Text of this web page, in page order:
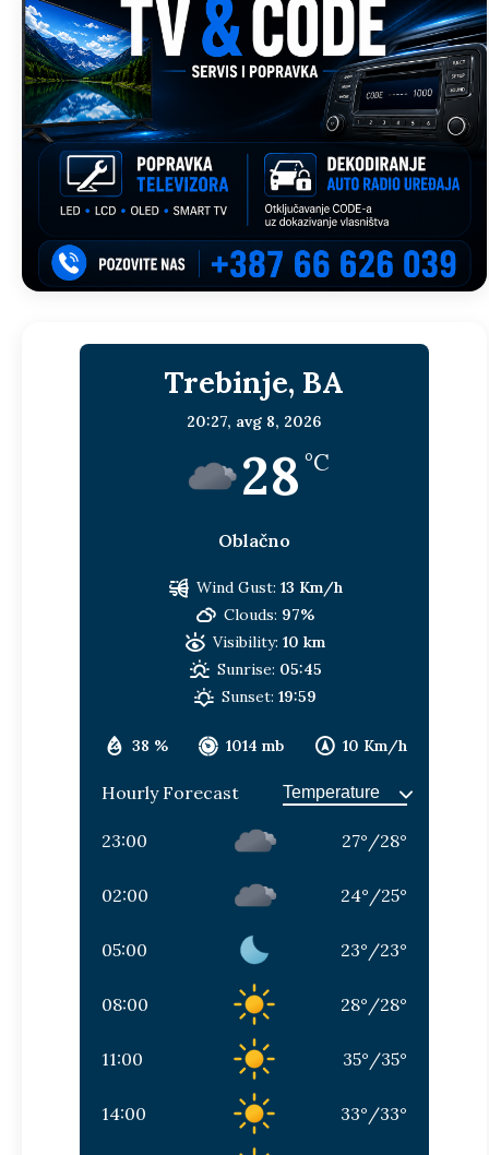
Trebinje, BA
20:27, avg 8, 2026
28 °C
Oblačno
38 % 1014 mb 10 Km/h
Wind Gust: 13 Km/h
Clouds: 97%
Visibility: 10 km
Sunrise: 05:45
Sunset: 19:59
Hourly Forecast
23:00 27° /28°
02:00 24° /25°
05:00 23° /23°
08:00 28° /28°
11:00 35° /35°
14:00 33° /33°